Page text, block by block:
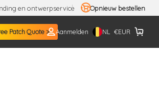
en ontwerpservice Opnieuw bestellen
Patch Quote > Aanmelden NL €EUR